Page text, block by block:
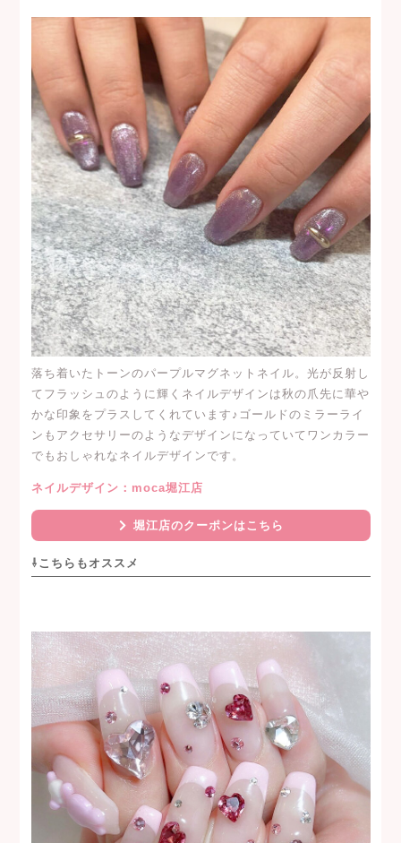
落ち着いたトーンのパープルマグネットネイル。光が反射し
てフラッシュのように輝くネイルデザインは秋の爪先に華や
かな印象をプラスしてくれています♪ゴールドのミラーライ
ンもアクセサリーのようなデザインになっていてワンカラー
でもおしゃれなネイルデザインです。
ネイルデザイン：moca堀江店
堀江店のクーポンはこちら
⇩こちらもオススメ